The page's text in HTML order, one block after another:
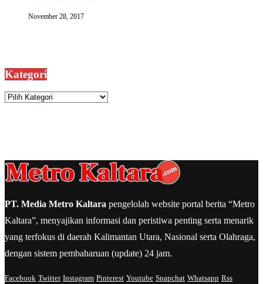
November 28, 2017
Kategori
Kategori
PT. Media Metro Kaltara pengelolah website portal berita “Metro
Kaltara”, menyajikan informasi dan peristiwa penting serta menarik
yang terfokus di daerah Kalimantan Utara, Nasional serta Olahraga,
dengan sistem pembaharuan (update) 24 jam.
Facebook Twitter Instagram Pinterest Youtube Snapchat Whatsapp Rss